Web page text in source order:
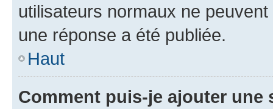
utilisateurs normaux ne
une réponse a été publiée.
Haut
Comment puis-je ajouter une